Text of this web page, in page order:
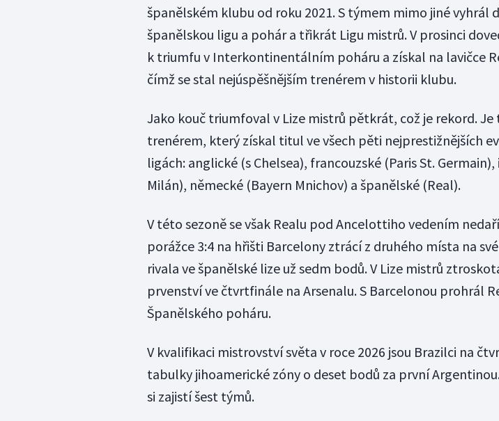
španělském klubu od roku 2021. S týmem mimo jiné vyhrál
španělskou ligu a pohár a třikrát Ligu mistrů. V prosinci
k triumfu v Interkontinentálním poháru a získal na lavičce
čímž se stal nejúspěšnějším trenérem v historii klubu.
Jako kouč triumfoval v Lize mistrů pětkrát, což je rekord. Je
trenérem, který získal titul ve všech pěti nejprestižnějších
ligách: anglické (s Chelsea), francouzské (Paris St.
Milán), německé (Bayern Mnichov) a španělské (Real).
V této sezoně se však Realu pod Ancelottiho vedením
porážce 3:4 na hřišti Barcelony ztrácí z druhého místa na
rivala ve španělské lize už sedm bodů. V Lize mistrů
prvenství ve čtvrtfinále na Arsenalu. S Barcelonou prohrál
Španělského poháru.
V kvalifikaci mistrovství světa v roce 2026 jsou Brazilci na
tabulky jihoamerické zóny o deset bodů za první
si zajistí šest týmů.